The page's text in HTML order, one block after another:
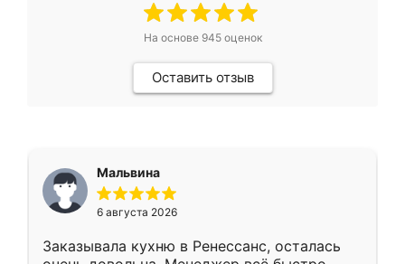
На основе 945оценок
Оставить отзыв
Мальвина
6 августа 2026
Заказывала кухню в Ренессанс, осталась